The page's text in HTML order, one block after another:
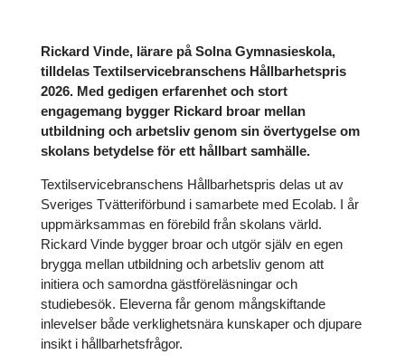
Rickard Vinde, lärare på Solna Gymnasieskola,
tilldelas Textilservicebranschens Hållbarhetspris
2026. Med gedigen erfarenhet och stort
engagemang bygger Rickard broar mellan
utbildning och arbetsliv genom sin övertygelse om
skolans betydelse för ett hållbart samhälle.
Textilservicebranschens Hållbarhetspris delas ut av
Sveriges Tvätteriförbund i samarbete med Ecolab. I år
uppmärksammas en förebild från skolans värld.
Rickard Vinde bygger broar och utgör själv en egen
brygga mellan utbildning och arbetsliv genom att
initiera och samordna gästföreläsningar och
studiebesök. Eleverna får genom mångskiftande
inlevelser både verklighetsnära kunskaper och djupare
insikt i hållbarhetsfrågor.